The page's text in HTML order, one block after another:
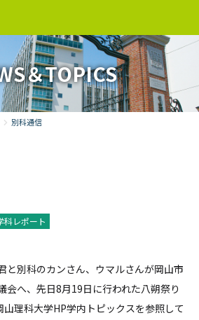
＆TOPICS
別科通信
科レポート
と別科のカンさん、ウマルさんが岡山市
会へ、先日8月19日に行われた八朔祭り
山理科大学HP学内トピックスを参照して